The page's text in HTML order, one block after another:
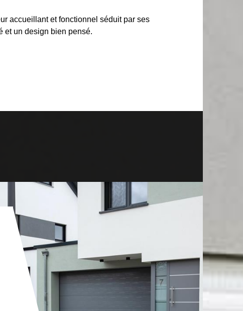
accueillant et fonctionnel séduit par ses
et un design bien pensé.